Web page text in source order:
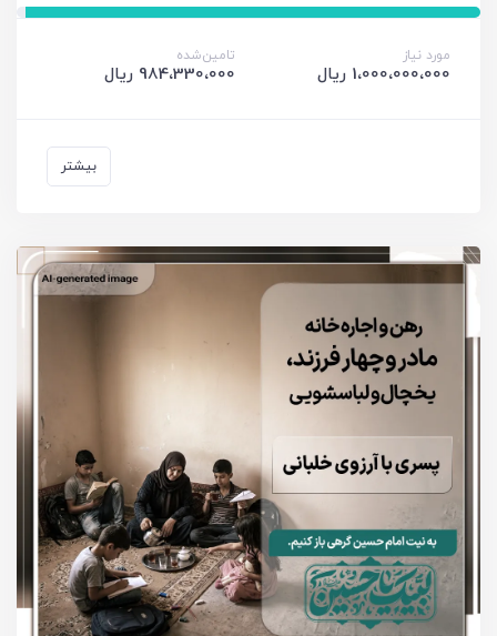
مورد نیاز
1،000،000،000 ریال
تامین‌شده
984،330،000 ریال
بیشتر